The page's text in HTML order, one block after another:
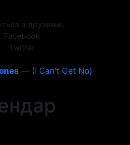
з друзями!
Facebook
Twitter
— (I Can't Get No)